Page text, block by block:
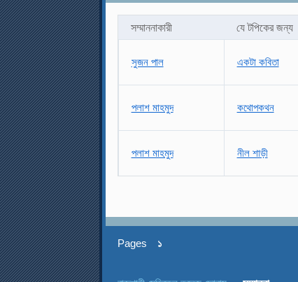
সম্মাননাকারী যে টপিকের জন্য
সুজন পাল একটা কবিতা
পলাশ মাহমুদ কথোপকথন
পলাশ মাহমুদ নীল শাড়ী
Pages ১